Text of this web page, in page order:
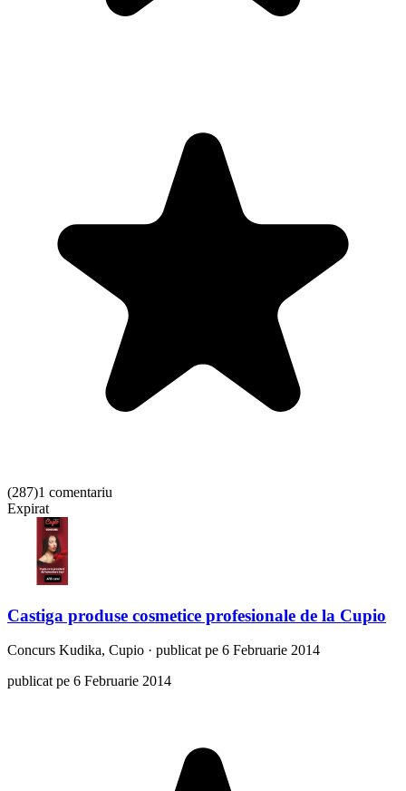
(287)1 comentariu
Expirat
Castiga produse cosmetice profesionale de la Cupio
Concurs Kudika, Cupio · publicat pe 6 Februarie 2014
publicat pe 6 Februarie 2014